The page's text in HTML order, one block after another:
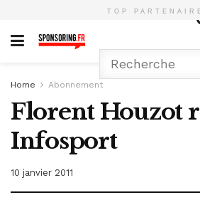
TOP
Home Abonnement
Florent Houzot
Infosport
10 janvier 2011